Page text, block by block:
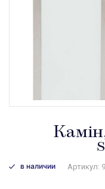
в наличии Артикул: